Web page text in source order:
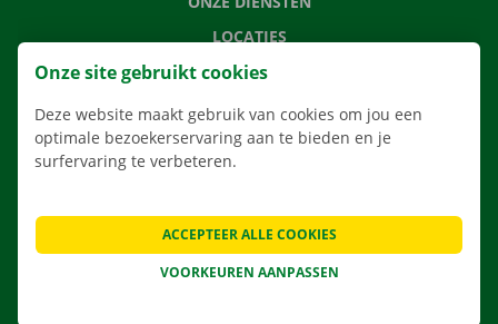
LOCATIES
APP
VERHUISOPLOSSINGEN
CONTACTEER ONS
VEELGESTELDE VRAGEN
NIEUWS
Onze site gebruikt cookies
Deze website maakt gebruik van cookies om jou een
optimale bezoekerservaring aan te bieden en je
surfervaring te verbeteren.
VOORKEUREN AANPASSEN
ACCEPTEER ALLE COOKIES